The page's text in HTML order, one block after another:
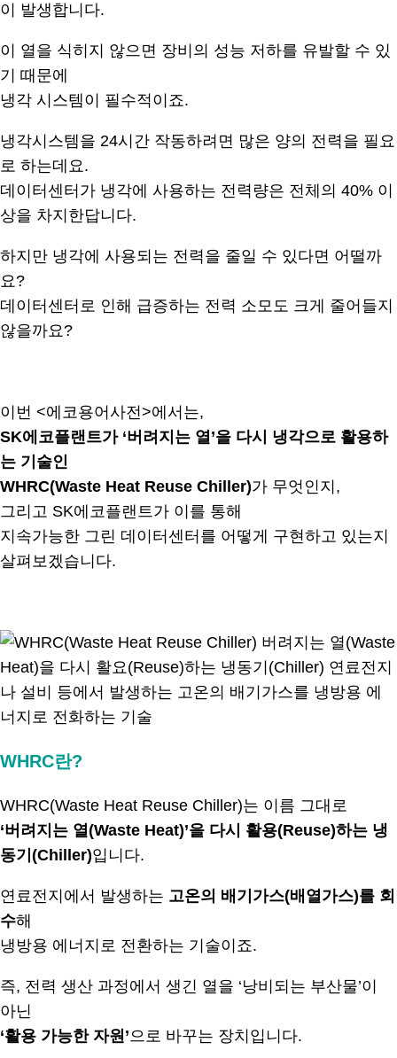
이 발생합니다.
이 열을 식히지 않으면 장비의 성능 저하를 유발할 수 있
기 때문에
냉각 시스템이 필수적이죠.
냉각시스템을 24시간 작동하려면 많은 양의 전력을 필요
로 하는데요.
데이터센터가 냉각에 사용하는 전력량은 전체의 40% 이
상을 차지한답니다.
하지만 냉각에 사용되는 전력을 줄일 수 있다면 어떨까
요?
데이터센터로 인해 급증하는 전력 소모도 크게 줄어들지
않을까요?
이번 <에코용어사전>에서는,
SK에코플랜트가 ‘버려지는 열’을 다시 냉각으로 활용하
는 기술인
WHRC(Waste Heat Reuse Chiller)가 무엇인지,
그리고 SK에코플랜트가 이를 통해
지속가능한 그린 데이터센터를 어떻게 구현하고 있는지
살펴보겠습니다.
WHRC란?
WHRC(Waste Heat Reuse Chiller)는 이름 그대로
‘버려지는 열(Waste Heat)’을 다시 활용(Reuse)하는 냉
동기(Chiller)입니다.
연료전지에서 발생하는 고온의 배기가스(배열가스)를 회
수해
냉방용 에너지로 전환하는 기술이죠.
즉, 전력 생산 과정에서 생긴 열을 ‘낭비되는 부산물’이
아닌
‘활용 가능한 자원’으로 바꾸는 장치입니다.